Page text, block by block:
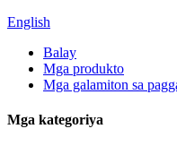
English
Balay
Mga produkto
Mga galamiton sa
Mga kategoriya